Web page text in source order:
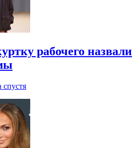
рабочего назвали
спустя